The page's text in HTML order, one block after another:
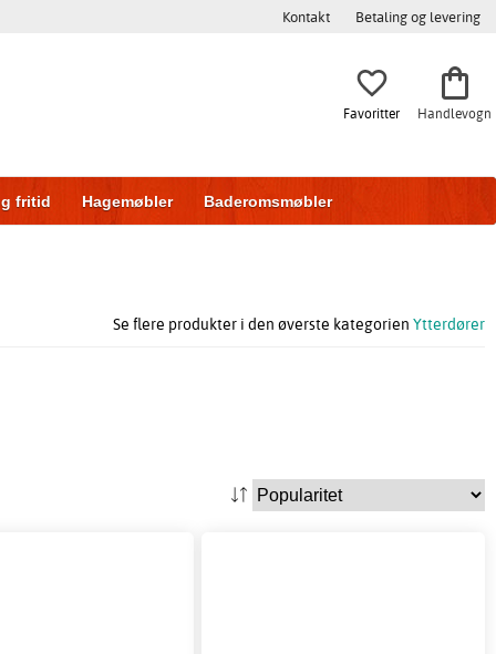
Kontakt Betaling og levering
Favoritter Handlevogn
fritid Hagemøbler Baderomsmøbler
Se flere produkter i den øverste kategorien Ytterdører